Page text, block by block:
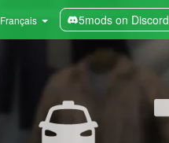
Français 5mods on Discord